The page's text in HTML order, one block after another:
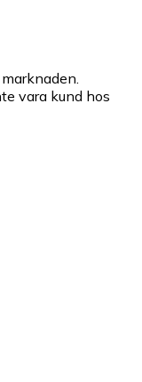
vara kund hos